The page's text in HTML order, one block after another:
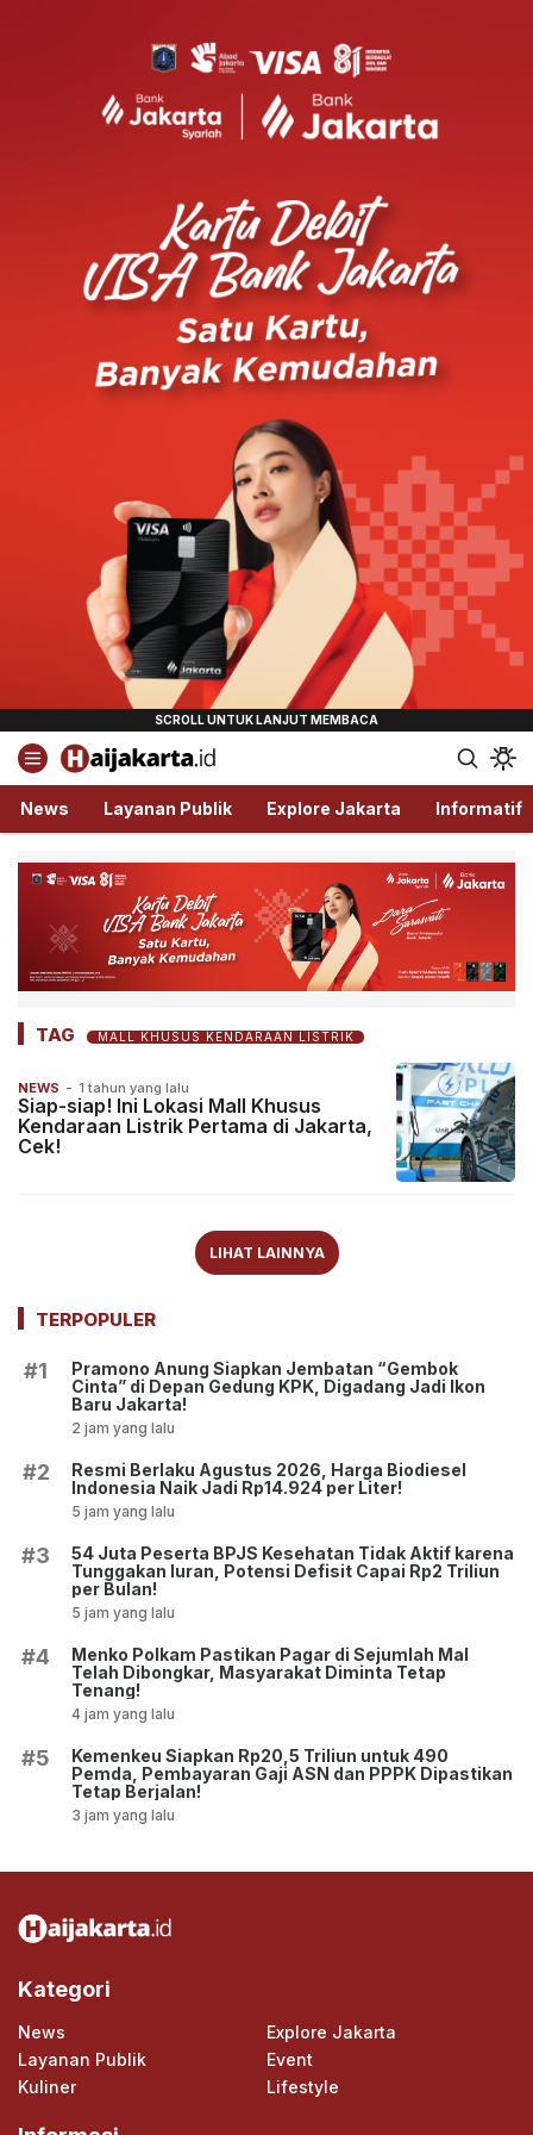
Haijakarta.id
Semua Tentang Jakarta Ada Disini!
News Layanan Publik Explore Jakarta Informatif
TAG MALL KHUSUS KENDARAAN LISTRIK
NEWS - 1 tahun yang lalu
Siap-siap! Ini Lokasi Mall Khusus
Kendaraan Listrik Pertama di Jakarta,
Cek!
LIHAT LAINNYA
TERPOPULER
#1
Pramono Anung Siapkan Jembatan “Gembok
Cinta” di Depan Gedung KPK, Digadang Jadi Ikon
Baru Jakarta!
2 jam yang lalu
#2
Resmi Berlaku Agustus 2026, Harga Biodiesel
Indonesia Naik Jadi Rp14.924 per Liter!
5 jam yang lalu
#3
54 Juta Peserta BPJS Kesehatan Tidak Aktif karena
Tunggakan Iuran, Potensi Defisit Capai Rp2 Triliun
per Bulan!
5 jam yang lalu
#4
Menko Polkam Pastikan Pagar di Sejumlah Mal
Telah Dibongkar, Masyarakat Diminta Tetap
Tenang!
4 jam yang lalu
#5
Kemenkeu Siapkan Rp20,5 Triliun untuk 490
Pemda, Pembayaran Gaji ASN dan PPPK Dipastikan
Tetap Berjalan!
3 jam yang lalu
Kategori
News
Explore Jakarta
Layanan Publik
Event
Kuliner
Lifestyle